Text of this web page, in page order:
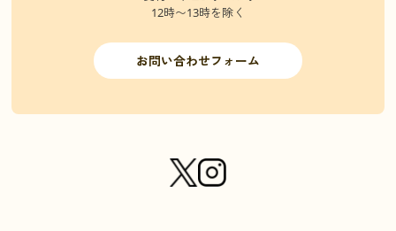
12時〜13時を除く
お問い合わせフォーム